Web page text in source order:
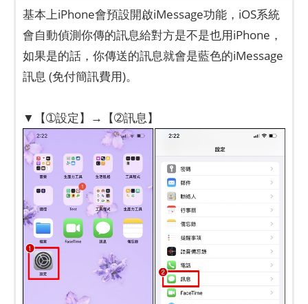
基本上iPhone會預設開啟iMessage功能，iOS系統
會自動偵測你傳的訊息給對方是不是也用iPhone，
如果是的話，你傳送的訊息就會是藍色的iMessage
訊息 (免付簡訊費用)。
▼【➀設定】→【➁訊息】